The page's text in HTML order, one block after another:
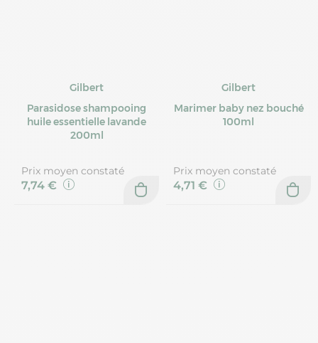
Gilbert
Parasidose shampooing
huile essentielle lavande
200ml
Prix moyen constaté
7,74 €
Gilbert
Marimer baby nez bouché
100ml
Prix moyen constaté
4,71 €